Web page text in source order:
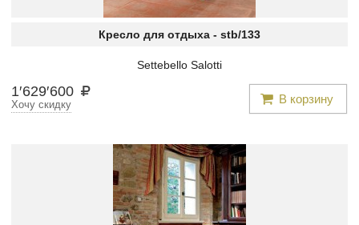
Кресло для отдыха - stb/133
Settebello Salotti
1′629′600 В корзину
Хочу скидку